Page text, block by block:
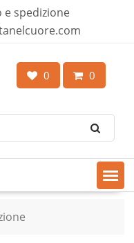
e spedizione
0 0